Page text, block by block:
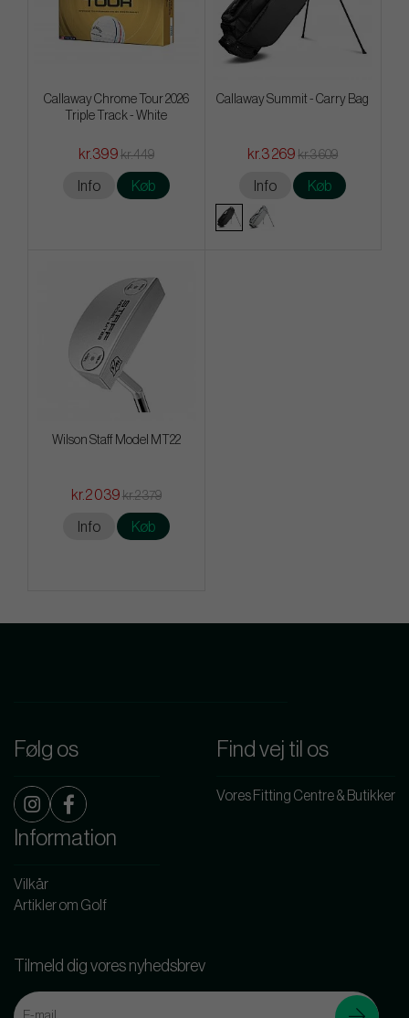
Callaway Chrome Tour 2026
Triple Track - White
kr.399 kr.449
Info Køb
Callaway Summit - Carry Bag
kr.3 269 kr.3 609
Info Køb
Wilson Staff Model MT22
kr.2 039 kr.2 379
Info Køb
Følg os Find vej til os
Vores Fitting Centre & Butikker
Information
Vilkår
Artikler om Golf
Tilmeld dig vores nyhedsbrev